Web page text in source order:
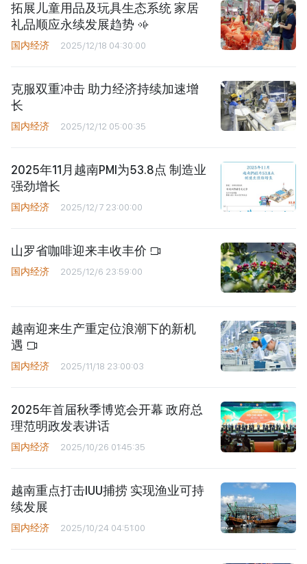
拓展儿童用品及玩具生态系统 家居
礼品顺应永续发展趋势
国内经济 2025/12/18 04:30:00
克服双重冲击 助力经济持续加速增
长
国内经济 2025/12/12 05:00:35
2025年11月越南PMI为53.8点 制造业
强劲增长
国内经济 2025/12/7 23:00:00
山罗省咖啡迎来丰收丰价
国内经济 2025/12/6 23:59:00
越南迎来生产重定位浪潮下的新机
遇
国内经济 2025/11/18 23:00:03
2025年首届秋季博览会开幕 政府总
理范明政发表讲话
国内经济 2025/10/26 01:45:35
越南重点打击IUU捕捞 实现渔业可持
续发展
国内经济 2025/10/24 04:51:00